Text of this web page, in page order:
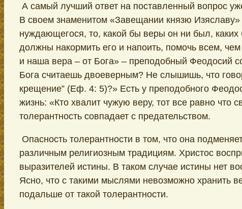
А самый лучший ответ на поставленный вопрос
В своем знаменитом «Завещании князю
нуждающегося, то, какой бы веры он ни был,
должны накормить его и напоить, помочь всем,
и наша вера – от Бога» – преподобный Феодосий
Бога считаешь двоеверным? Не слышишь, что
крещение” (Еф. 4: 5)?» Есть у преподобного
жизнь: «Кто хвалит чужую веру, тот все равно что
толерантность совпадает с предательством.
Опасность толерантности в том, что она
различным религиозным традициям. Христос
выразителей истины. В таком случае истины нет
Ясно, что с такими мыслями невозможно хранить
подальше от такой толерантности.